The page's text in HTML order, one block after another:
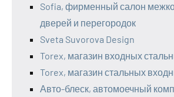
Sofia, фирменный салон
дверей и перегородок
Sveta Suvorova Design
Torex, магазин входных
Torex, магазин стальных
Авто-блеск, автомоечный